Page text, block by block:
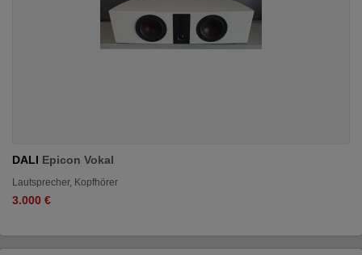
DALI Epicon Vokal
Lautsprecher, Kopfhörer
3.000 €